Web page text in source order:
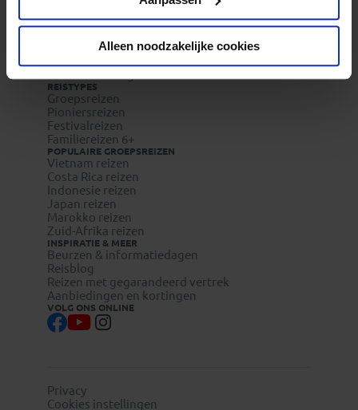
Alleen noodzakelijke cookies
Duurzaam toerisme
Veelgestelde vragen
REISTYPES
Groepsreizen
Pioniersreizen
Festivalreizen
Familiereizen 6+
POPULAIRE GROEPSREIZEN
Vietnam reizen
Costa Rica reizen
Indonesie reizen
Japan reizen
Marokko reizen
Zuid-Afrika reizen
INSPIRATIE & MEER
Beurzen & informatiedagen
Reisblog
Reizen met gegarandeerd vertrek
Aanbiedingen en kortingen
VOLG ONS ONLINE
Privacy
Cookies instellingen